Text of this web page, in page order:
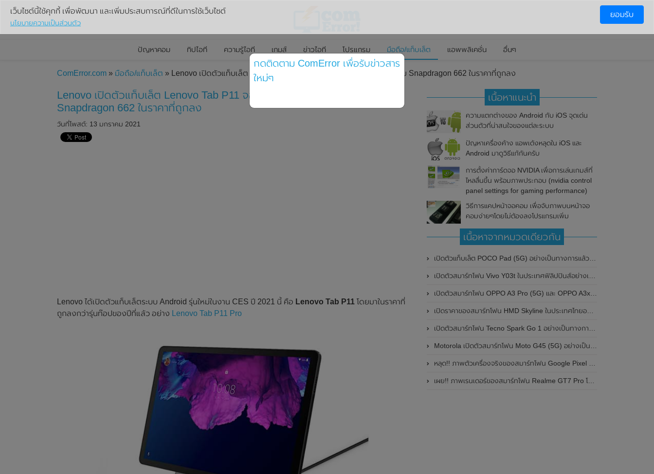
ปัญหาคอม ทิปไอที ความรู้ไอที เกมส์ ข่าวไอที โปรแกรม มือถือ/แท็บเล็ต แอพพลิเคชั่น อื่นๆ
ComError.com » มือถือ/แท็บเล็ต » Lenovo เปิดตัวแท็บเล็ต Lenovo Tab P11 จอ LCD ขนาด 11 นิ้ว มาพร้อม Snapdragon 662 ในราคาที่ถูกลง
Lenovo เปิดตัวแท็บเล็ต Lenovo Tab P11 จอ LCD ขนาด 11 นิ้ว มาพร้อม
Snapdragon 662 ในราคาที่ถูกลง
วันที่โพสต์: 13 มกราคม 2021
Lenovo ได้เปิดตัวแท็บเล็ตระบบ Android รุ่นใหม่ในงาน CES ปี 2021 นี้ คือ Lenovo Tab P11 โดยมาในราคาที่
ถูกลงกว่ารุ่นท๊อปของปีที่แล้ว อย่าง Lenovo Tab P11 Pro
เนื้อหาแนะนำ
ความแตกต่างของ Android กับ iOS จุดเด่น
ส่วนตัวที่น่าสนใจของแต่ละระบบ
ปัญหาเครื่องค้าง แอพเด้งหลุดใน iOS และ
Android มาดูวิธีแก้กันครับ
การตั้งค่าการ์ดจอ NVIDIA เพื่อการเล่นเกมส์ที่
ไหลลื่นขึ้น พร้อมภาพประกอบ (nvidia control
panel settings for gaming performance)
วิธีการแคปหน้าจอคอม เพื่อจับภาพบนหน้าจอ
คอมง่ายๆโดยไม่ต้องลงโปรแกรมเพิ่ม
เนื้อหาจากหมวดเดียวกัน
เปิดตัวแท็บเล็ต POCO Pad (5G) อย่างเป็นทางการแล้วในประเทศอินเดีย มาพร้อมชิปเซ็ต Snapdragon 7s Gen 2 ของ Qualcomm และรองรับเครือข่าย 5G
เปิดตัวสมาร์ทโฟน Vivo Y03t ในประเทศฟิลิปปินส์อย่างเป็นทางการแล้ว มาพร้อมชิปเซ็ต Unisoc T612 , กล้องหลัง ความละเอียด 13MP , แบตเตอรี่ 5,000mAh และหน้าจอแสดงผล LCD / 90Hz
เปิดตัวสมาร์ทโฟน OPPO A3 Pro (5G) และ OPPO A3x ในประเทศไทยอย่างเป็นทางการแล้ว ในราคาเริ่มต้นเพียง 3,999 บาท
เปิดราคาของสมาร์ทโฟน HMD Skyline ในประเทศไทยอย่างเป็นทางการแล้ว ราคา 14,990 บาท
เปิดตัวสมาร์ทโฟน Tecno Spark Go 1 อย่างเป็นทางการแล้ว มาพร้อมหน้าจอแสดงผล LCD / 120Hz , แบตเตอรี่ 5,000mAh และใช้ชิปเซ็ต Unisoc
Motorola เปิดตัวสมาร์ทโฟน Moto G45 (5G) อย่างเป็นทางการแล้วในอินเดีย
หลุด!! ภาพตัวเครื่องจริงของสมาร์ทโฟน Google Pixel 9a โชว์ดีไซน์ใหม่ กล้องหลังแบนราบ ไม่มีกรอบของกล้องแล้ว
เผย!! ภาพเรนเดอร์ของสมาร์ทโฟน Realme GT7 Pro โชว์ให้เห็นดีไซน์ใหม่ พร้อมเผยรายละเอียดสเปกที่สำคัญบางส่วน
เว็บไซต์นี้ใช้คุกกี้ เพื่อพัฒนา และเพิ่มประสบการณ์ที่ดีในการใช้เว็บไซต์
นโยบายความเป็นส่วนตัว
ยอมรับ
กดติดตาม ComError เพื่อรับข่าวสาร
ใหม่ๆ